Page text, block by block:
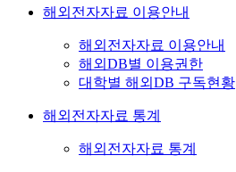
해외전자자료 이용안내
해외전자자료 이용안내
해외DB별 이용권한
대학별 해외DB 구독현황
해외전자자료 통계
해외전자자료 통계